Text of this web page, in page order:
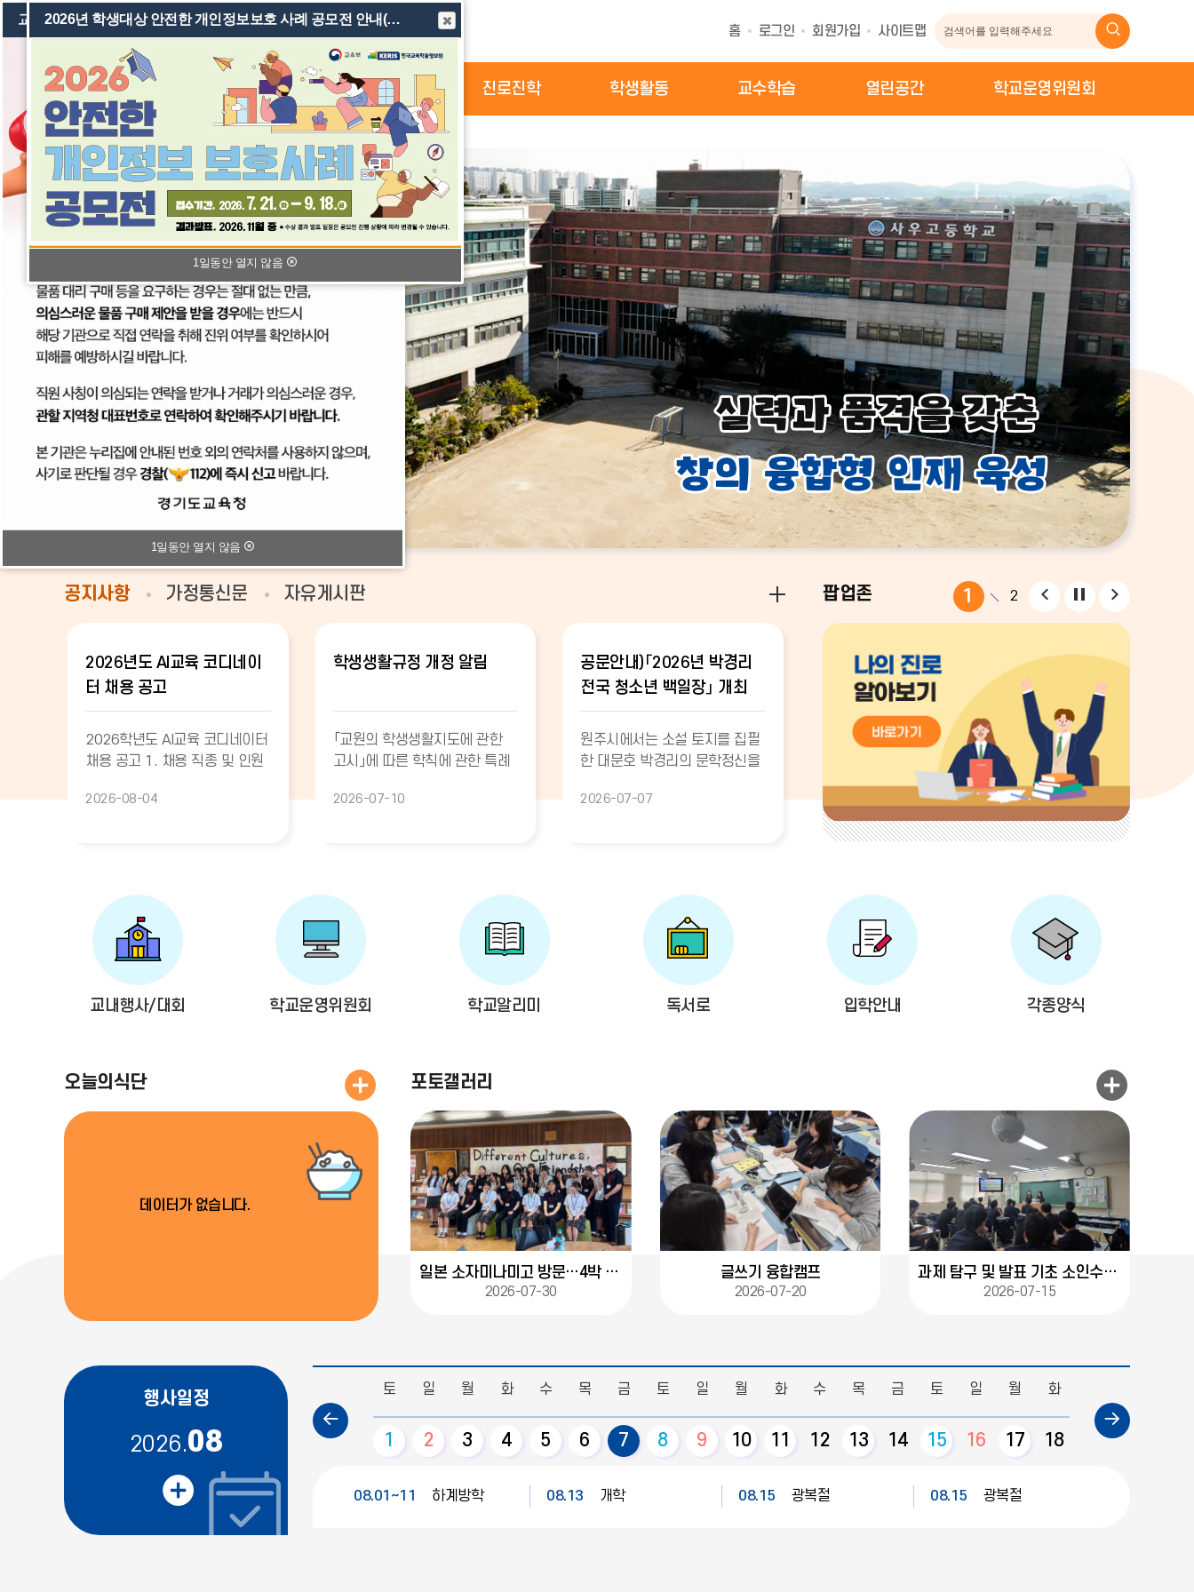
홈 로그인 회원가입 사이트맵
학교소개 교육과정 학교소식 진로진학 학생활동 교수학습 열린공간 학교운영위원회
얼
전
비
주
지
비
주
얼
음
공지사항 가정통신문 자유게시판
2026년도 AI교육 코디네이
터 채용 공고
2026학년도 AI교육 코디네이터
채용 공고 1. 채용 직종 및 인원
AI교육 코디네이터2026.08. ~
2026-08-04
학생생활규정 개정 알림
「교원의 학생생활지도에 관한
고시」에 따른 학칙에 관한 특례
완료되어 개정된 2026학년도
2026-07-10
공문안내)「2026년 박경리
전국 청소년 백일장」 개최
안내
원주시에서는 소설 토지를 집필
한 대문호 박경리의 문학정신을
을 발굴하고자 「2026년 박경리
2026-07-07
팝업존 1 2
팝
업
존
전
팝
업
존
정
지
팝
업
교내행사/대회 학교운영위원회 학교알리미 독서로 입학안내 각종양식
오늘의식단
데이터가 없습니다.
오늘의 식단 더보기포토갤러리
일본 소자미나미고 방문…4박 5일 국제교류
2026-07-30
글쓰기 융합캠프
2026-07-20
과제 탐구 및 발표 기초 소인수 과목 또래 강연 (2026.07.15.)
2026-07-15
행사일정
2026.08
이
달
다
토
1
일
2
월
3
화
4
수
5
목
6
금
7
토
8
일
9
월
10
화
11
수
12
목
13
금
14
토
15
일
16
월
17
화
18 19 20
08.01~11 하계방학 08.13 개학 08.15 광복절 08.15 광복절
일정 더보기
교육청 직원 사칭 사기 주의
1일동안 열지 않음
2026년 학생대상 안전한 개인정보보호 사례 공모전 안내(새창열림)
1일동안 열지 않음